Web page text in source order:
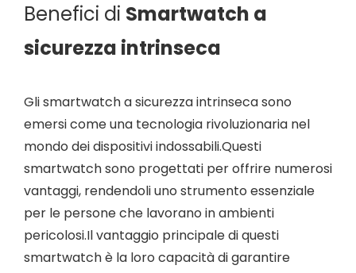
Benefici di Smartwatch a
sicurezza intrinseca
Gli smartwatch a sicurezza intrinseca sono
emersi come una tecnologia rivoluzionaria nel
mondo dei dispositivi indossabili.Questi
smartwatch sono progettati per offrire numerosi
vantaggi, rendendoli uno strumento essenziale
per le persone che lavorano in ambienti
pericolosi.Il vantaggio principale di questi
smartwatch è la loro capacità di garantire